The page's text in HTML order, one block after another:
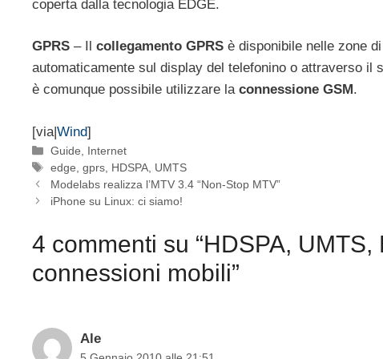
coperta dalla tecnologia EDGE.
GPRS – Il collegamento GPRS è disponibile nelle zone
automaticamente sul display del telefonino o attraverso il
è comunque possibile utilizzare la connessione GSM .
[via|Wind]
Categorie
Guide
Internet
Tag
edge ,gprs HDSPA UMTS
Modelabs realizza l’MTV 3.4 “Non-Stop MTV”
iPhone su Linux: ci siamo!
4 commenti su “HDSPA,
connessioni mobili”
Ale